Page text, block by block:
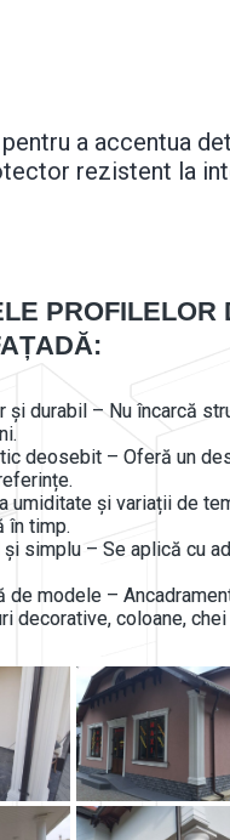
a accentua
rezistent la
PROFILELOR
și durabil – Nu încarcă
deosebit – Oferă un
umiditate și variații de
în timp.
și simplu – Se aplică cu
de modele –
decorative, coloane,